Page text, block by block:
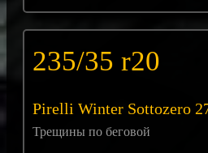
235/35 r20
Pirelli Winter Sottozero
Трещины по беговой